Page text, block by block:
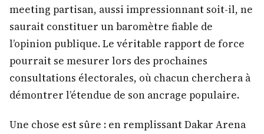
meeting partisan, aussi impressionnant soit-il, ne
saurait constituer un baromètre fiable de
l’opinion publique. Le véritable rapport de force
pourrait se mesurer lors des prochaines
consultations électorales, où chacun cherchera à
démontrer l’étendue de son ancrage populaire.
Une chose est sûre : en remplissant Dakar Arena